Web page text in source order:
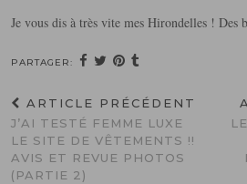
Je vous dis à très vite mes Hirondelles ! Des
PARTAGER:
ARTICLE PRÉCÉDENT
J’AI TESTÉ FEMME LUXE
LE SITE DE VÊTEMENTS !!
AVIS ET REVUE PHOTOS
(PARTIE 2)